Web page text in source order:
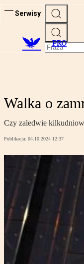
Serwisy
PRO
Walka o
Czy zaledwie
Publikacja: 04.10.2024 12:37